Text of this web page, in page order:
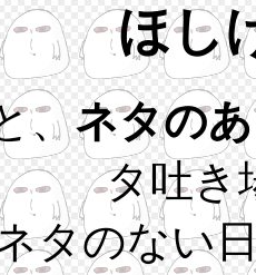
ほし
、ネタの
タ吐き
タのない